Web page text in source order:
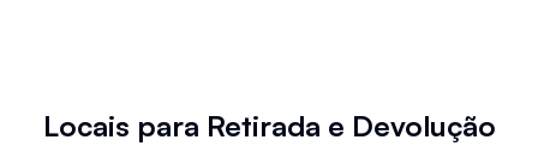
Locais para Retirada e Devolução